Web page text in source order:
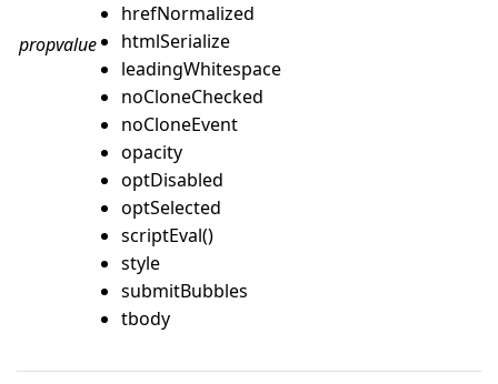
propvalue
hrefNormalized
htmlSerialize
leadingWhitespace
noCloneChecked
noCloneEvent
opacity
optDisabled
optSelected
scriptEval()
style
submitBubbles
tbody